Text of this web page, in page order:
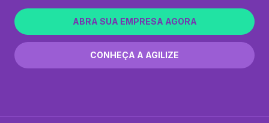
ABRA SUA EMPRESA AGORA
CONHEÇA A AGILIZE